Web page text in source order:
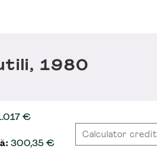
1980
€
300,35 €
Calculator credit